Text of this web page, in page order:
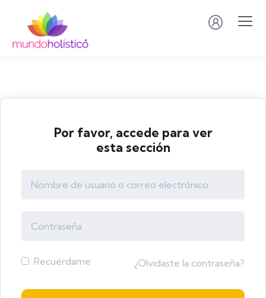
Por favor, accede para ver
esta sección
Recuérdame ¿Olvidaste la contraseña?